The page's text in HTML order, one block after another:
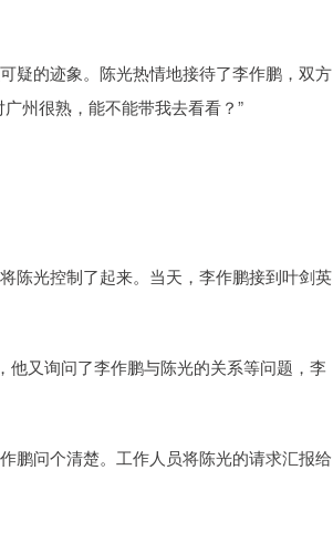
疑的迹象。陈光热情地接待了李作鹏，双方
州很熟，能不能带我去看看？”
陈光控制了起来。当天，李作鹏接到叶剑英
他又询问了李作鹏与陈光的关系等问题，李
鹏问个清楚。工作人员将陈光的请求汇报给